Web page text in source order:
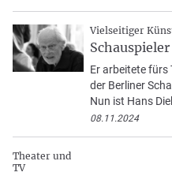
Vielseitiger
Er arbeitete fürs
der Berliner
Nun ist Hans
08.11.2024
Theater und
TV